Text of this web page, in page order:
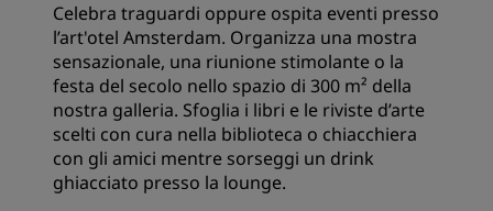
Celebra traguardi oppure ospita eventi presso
l’art'otel Amsterdam. Organizza una mostra
sensazionale, una riunione stimolante o la
festa del secolo nello spazio di 300 m² della
nostra galleria. Sfoglia i libri e le riviste d’arte
scelti con cura nella biblioteca o chiacchiera
con gli amici mentre sorseggi un drink
ghiacciato presso la lounge.